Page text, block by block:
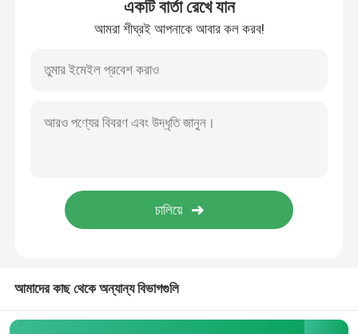
একটি বার্তা রেখে যান
আমরা শীঘ্রই আপনাকে আবার কল করব!
আমাদের কাছ থেকে অন্যান্য বিভাগগুলি